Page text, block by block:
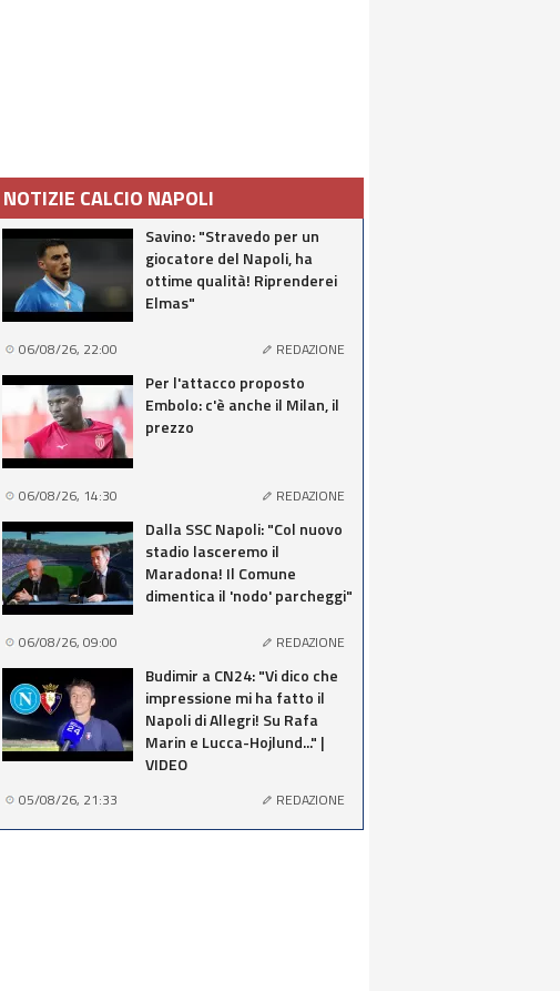
NOTIZIE CALCIO NAPOLI
Savino: "Stravedo per un
giocatore del Napoli, ha
ottime qualità! Riprenderei
Elmas"
06/08/26, 22:00 REDAZIONE
Per l'attacco proposto
Embolo: c'è anche il Milan, il
prezzo
06/08/26, 14:30 REDAZIONE
Dalla SSC Napoli: "Col nuovo
stadio lasceremo il
Maradona! Il Comune
dimentica il 'nodo' parcheggi"
06/08/26, 09:00 REDAZIONE
Budimir a CN24: "Vi dico che
impressione mi ha fatto il
Napoli di Allegri! Su Rafa
Marin e Lucca-Hojlund..." |
VIDEO
05/08/26, 21:33 REDAZIONE